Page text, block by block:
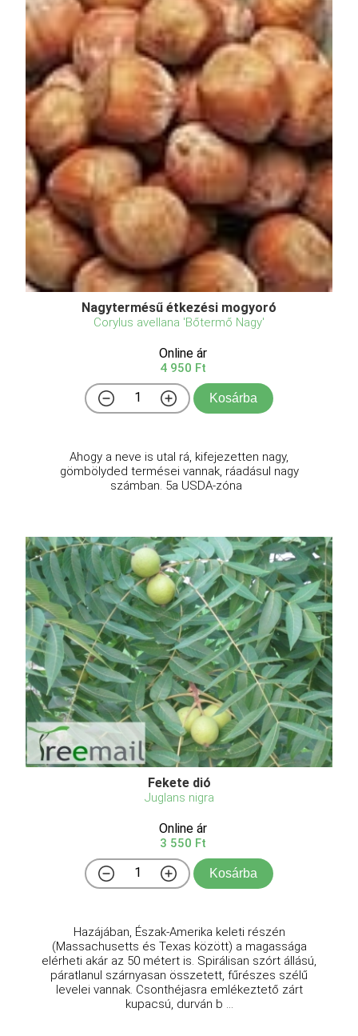
Nagytermésű étkezési mogyoró
Corylus avellana 'Bőtermő Nagy'
Online ár
4 950 Ft
Kosárba
Ahogy a neve is utal rá, kifejezetten nagy,
gömbölyded termései vannak, ráadásul nagy
számban. 5a USDA-zóna
Fekete dió
Juglans nigra
Online ár
3 550 Ft
Kosárba
Hazájában, Észak-Amerika keleti részén
(Massachusetts és Texas között) a magassága
elérheti akár az 50 métert is. Spirálisan szórt állású,
páratlanul szárnyasan összetett, fűrészes szélű
levelei vannak. Csonthéjasra emlékeztető zárt
kupacsú, durván b ...